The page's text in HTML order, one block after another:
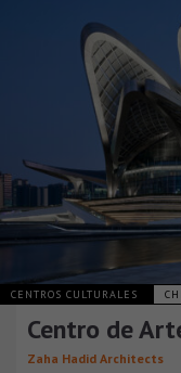
CENTROS CULTURALES
Centro de
Zaha Hadid Architects